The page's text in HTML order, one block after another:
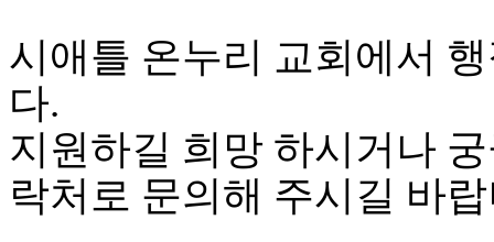
minky
합
체
장
안
마
러
시애틀 온누리 교회에서
다.
지원하길 희망 하시거나
락처로 문의해 주시길 바